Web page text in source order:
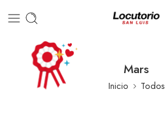
Mars
Inicio Todos